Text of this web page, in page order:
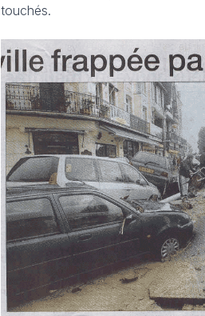
touchés.